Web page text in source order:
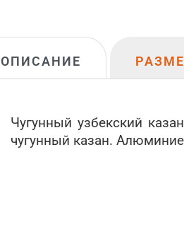
ОПИСАНИЕ
Чугунный узбекский
чугунный казан.